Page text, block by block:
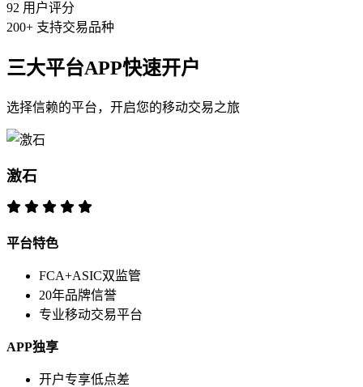
92 用户评分
200+ 支持交易品种
三大平台APP快速开户
选择信赖的平台，开启您的移动交易之旅
激石
平台特色
FCA+ASIC双监管
20年品牌信誉
专业移动交易平台
APP独享
开户专享低点差